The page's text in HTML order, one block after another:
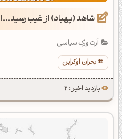
شاهد (پهباد) از غیب رسید...!
آرت ورک سیاسی
بحران اوکراین
بازدید اخیر : 2